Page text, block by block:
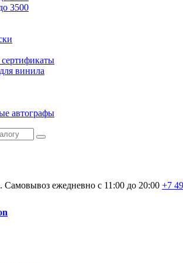
3500
винила
автографы
Самовывоз ежедневно с 11:00 до 20:00 +7